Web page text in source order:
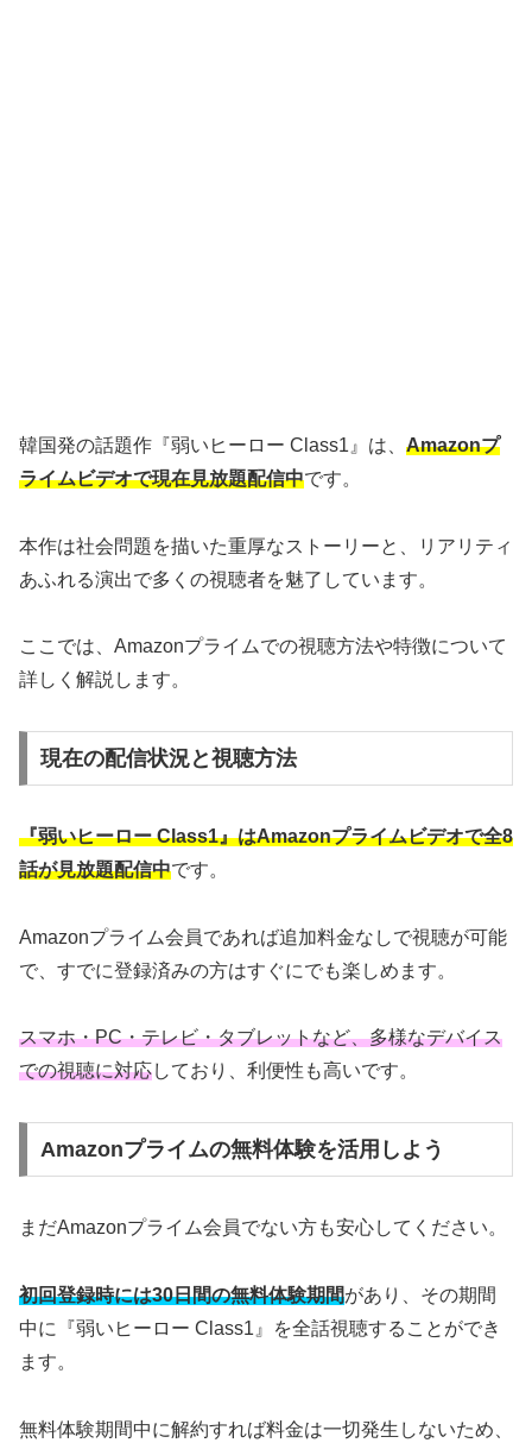
韓国発の話題作『弱いヒーロー Class1』は、 Amazonプ
ライムビデオで現在見放題配信中です。
本作は社会問題を描いた重厚なストーリーと、リアリティ
あふれる演出で多くの視聴者を魅了しています。
ここでは、Amazonプライムでの視聴方法や特徴について
詳しく解説します。
現在の配信状況と視聴方法
『弱いヒーロー Class1』はAmazonプライムビデオで全8
話が見放題配信中です。
Amazonプライム会員であれば追加料金なしで視聴が可能
で、すでに登録済みの方はすぐにでも楽しめます。
スマホ・PC・テレビ・タブレットなど、多様なデバイス
での視聴に対応しており、利便性も高いです。
Amazonプライムの無料体験を活用しよう
まだAmazonプライム会員でない方も安心してください。
初回登録時には30日間の無料体験期間があり、その期間
中に『弱いヒーロー Class1』を全話視聴することができ
ます。
無料体験期間中に解約すれば料金は一切発生しないため、